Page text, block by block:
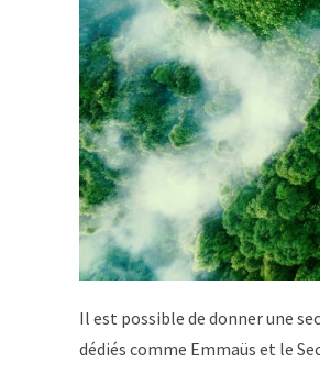
Il est possible de donner une
dédiés comme Emmaüs et le